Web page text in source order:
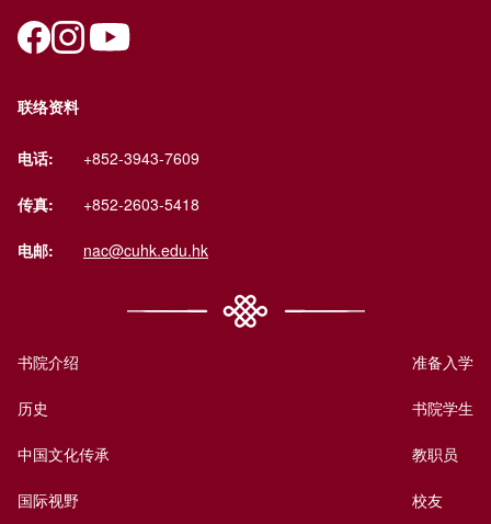
联络资料
电话: +852-3943-7609
传真: +852-2603-5418
电邮: nac@cuhk.edu.hk
书院介绍
历史
中国文化传承
国际视野
准备入学
书院学生
教职员
校友